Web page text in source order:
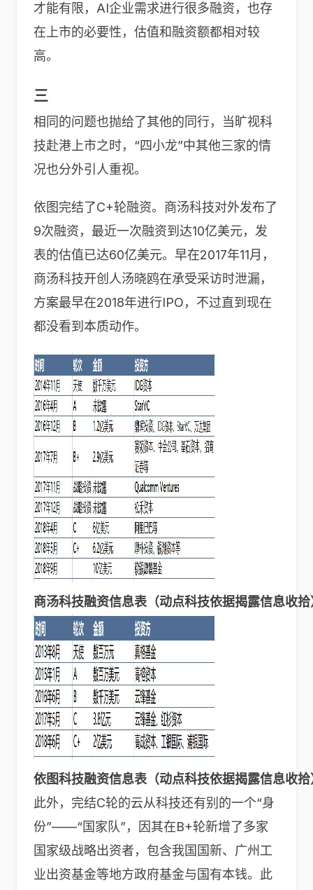
才能有限，AI企业需求进行很多融资，也存
在上市的必要性，估值和融资额都相对较
高。
三
相同的问题也抛给了其他的同行，当旷视科
技赴港上市之时，“四小龙”中其他三家的情
况也分外引人重视。
依图完结了C+轮融资。商汤科技对外发布了
9次融资，最近一次融资到达10亿美元，发
表的估值已达60亿美元。早在2017年11月，
商汤科技开创人汤晓鸥在承受采访时泄漏，
方案最早在2018年进行IPO，不过直到现在
都没看到本质动作。
商汤科技融资信息表（动点科技依据揭露信息收拾
依图科技融资信息表（动点科技依据揭露信息收拾
此外，完结C轮的云从科技还有别的一个“身
份”——“国家队”，因其在B+轮新增了多家
国家级战略出资者，包含我国国新、广州工
业出资基金等地方政府基金与国有本钱。此